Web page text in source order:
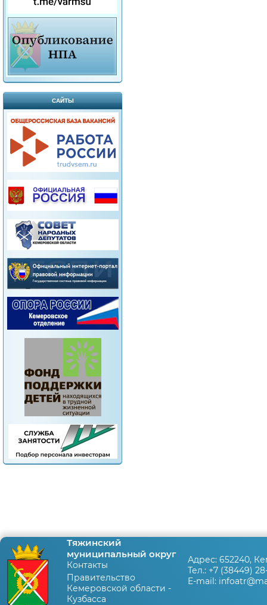
САЙТЫ
Тяжинский
муниципальный округ
Контакты
Правительство
Кемеровской области -
Кузбасса
Адрес: 652240,
Тел.: +7 (38449)
E-mail: